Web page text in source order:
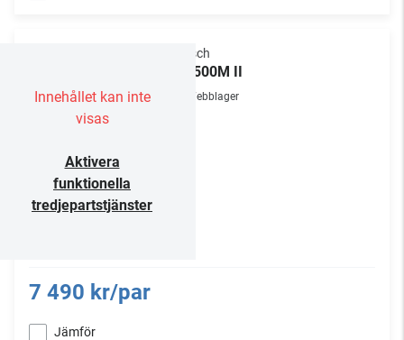
Innehållet kan inte
visas
Aktivera
funktionella
tredjepartstjänster
Klipsch
RP-500M II
Webblager
7 490 kr/par
Jämför